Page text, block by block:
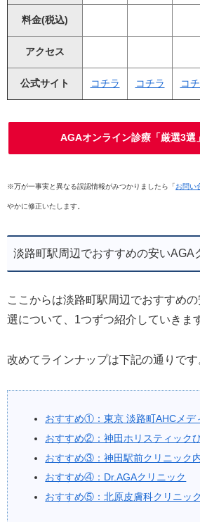
料金(税込)
アクセス
公式サイト コチラ コチラ コ
AGAオンライン診療「厳選3選
※万が一事実と異なる誤認情報がみつかりましたら「お問い
やかに修正いたします。
淡路町駅周辺でおすすめの安いAGA
ここからは淡路町駅周辺でおすすめ
選について、1つずつ紹介していきま
改めてラインナップは下記の通りです
おすすめ①：東京 淡路町AHCメデ
おすすめ②：神田ホリスティック
おすすめ③：神田駅前クリニック
おすすめ④：Dr.AGAクリニック
おすすめ⑤：北原皮膚科クリニック